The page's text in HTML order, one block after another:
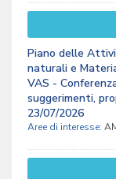
Piano delle
naturali e
VAS -
suggerimenti,
23/07/2026
Aree di interesse: